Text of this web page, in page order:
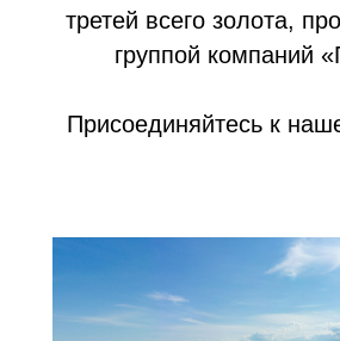
третей всего золота,
группой компаний
Присоединяйтесь к